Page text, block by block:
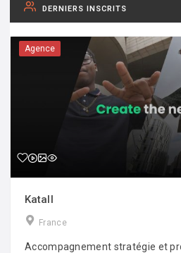
DERNIERS INSCRITS
Agence
Katall
France
Accompagnement stratégie et